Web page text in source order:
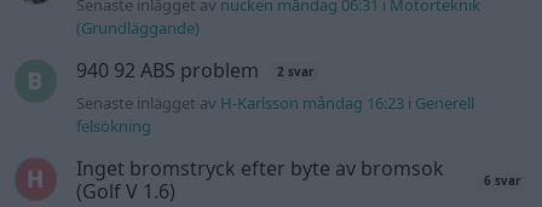
Senaste inlägget av nucken måndag 06:31 i Motorteknik
(Grundläggande)
940 92 ABS problem 2 svar
Senaste inlägget av H-Karlsson måndag 16:23 i Generell
felsökning
Inget bromstryck efter byte av bromsok
(Golf V 1.6)
6 svar